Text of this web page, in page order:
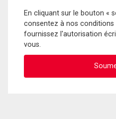
En cliquant sur le bouton «
consentez à nos
fournissez l'autorisation
vous.